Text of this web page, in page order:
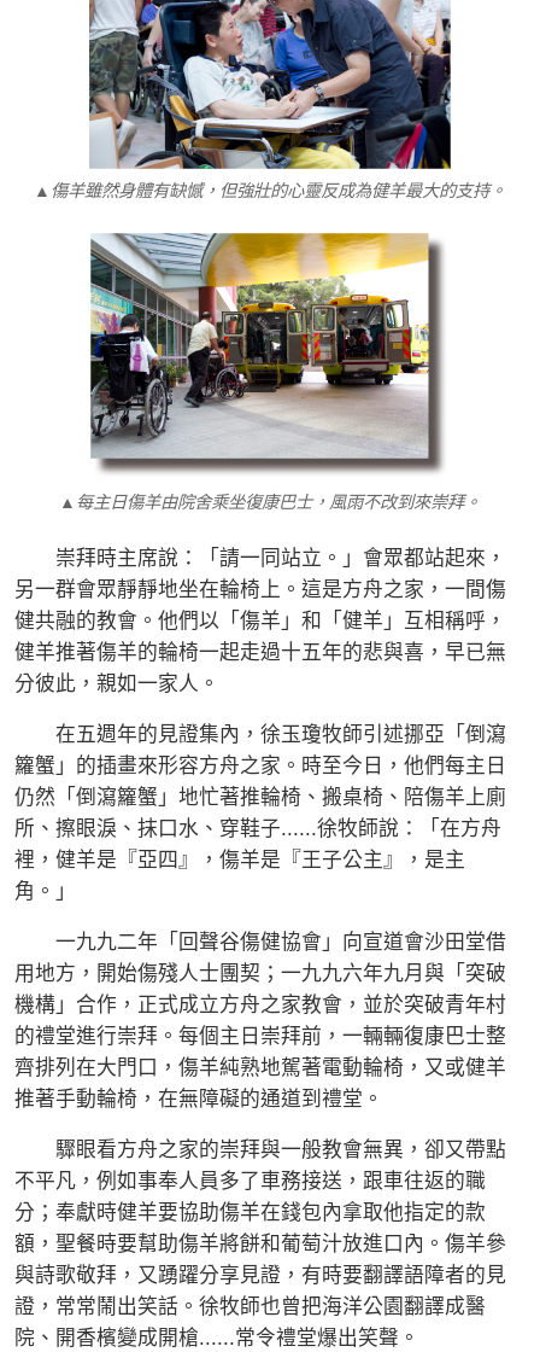
▲傷羊雖然身體有缺憾，但強壯的心靈反成為健羊最大的支持。
▲每主日傷羊由院舍乘坐復康巴士，風雨不改到來崇拜。
崇拜時主席說：「請一同站立。」會眾都站起來，
另一群會眾靜靜地坐在輪椅上。這是方舟之家，一間傷
健共融的教會。他們以「傷羊」和「健羊」互相稱呼，
健羊推著傷羊的輪椅一起走過十五年的悲與喜，早已無
分彼此，親如一家人。
在五週年的見證集內，徐玉瓊牧師引述挪亞「倒瀉
籮蟹」的插畫來形容方舟之家。時至今日，他們每主日
仍然「倒瀉籮蟹」地忙著推輪椅、搬桌椅、陪傷羊上廁
所、擦眼淚、抹口水、穿鞋子......徐牧師說：「在方舟
裡，健羊是『亞四』，傷羊是『王子公主』，是主
角。」
一九九二年「回聲谷傷健協會」向宣道會沙田堂借
用地方，開始傷殘人士團契；一九九六年九月與「突破
機構」合作，正式成立方舟之家教會，並於突破青年村
的禮堂進行崇拜。每個主日崇拜前，一輛輛復康巴士整
齊排列在大門口，傷羊純熟地駕著電動輪椅，又或健羊
推著手動輪椅，在無障礙的通道到禮堂。
驟眼看方舟之家的崇拜與一般教會無異，卻又帶點
不平凡，例如事奉人員多了車務接送，跟車往返的職
分；奉獻時健羊要協助傷羊在錢包內拿取他指定的款
額，聖餐時要幫助傷羊將餅和葡萄汁放進口內。傷羊參
與詩歌敬拜，又踴躍分享見證，有時要翻譯語障者的見
證，常常鬧出笑話。徐牧師也曾把海洋公園翻譯成醫
院、開香檳變成開槍......常令禮堂爆出笑聲。